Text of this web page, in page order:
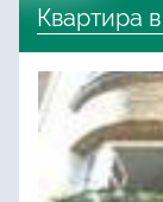
Квартира